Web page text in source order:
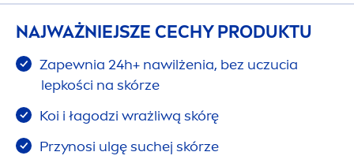
NAJWAŻNIEJSZE CECHY PRODUKTU
Zapewnia 24h+ nawilżenia, bez uczucia
lepkości na skórze
Koi i łagodzi wrażliwą skórę
Przynosi ulgę suchej skórze